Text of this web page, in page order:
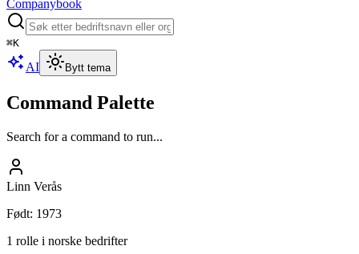
Companybook
⌘K
AI Bytt tema
Command Palette
Search for a command to run...
Linn Verås
Født: 1973
1 rolle i norske bedrifter